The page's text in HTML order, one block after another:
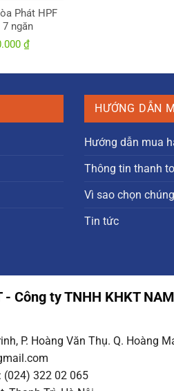
₫.
tại
là:
3.750.000 ₫.
Phát HPF
ngăn
₫Giá
tại
HƯỚNG DẪN
Hướng dẫn mua
Thông tin thanh
Vì sao chọn
Tin tức
- Công ty TNHH KHKT
P. Hoàng Văn Thụ. Q. Hoàng
(024) 322 02 065